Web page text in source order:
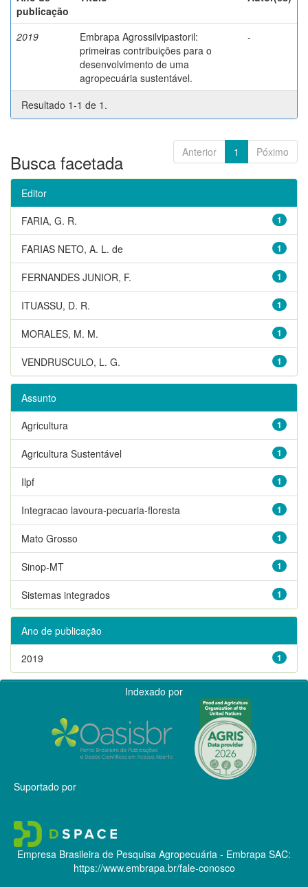
publicação
2019
Embrapa Agrossilvipastoril:
primeiras contribuições para o
desenvolvimento de uma
agropecuária sustentável.
-
Resultado 1-1 de 1.
Anterior 1 Póximo
Busca facetada
Editor
1
FARIA, G. R.
1
FARIAS NETO, A. L. de
1
FERNANDES JUNIOR, F.
1
ITUASSU, D. R.
1
MORALES, M. M.
1
VENDRUSCULO, L. G.
Assunto
1
Agricultura
1
Agricultura Sustentável
1
Ilpf
1
Integracao lavoura-pecuaria-floresta
1
Mato Grosso
1
Sinop-MT
1
Sistemas integrados
Ano de publicação
1
2019
Indexado por
Suportado por
Empresa Brasileira de Pesquisa Agropecuária - Embrapa SAC:
https://www.embrapa.br/fale-conosco